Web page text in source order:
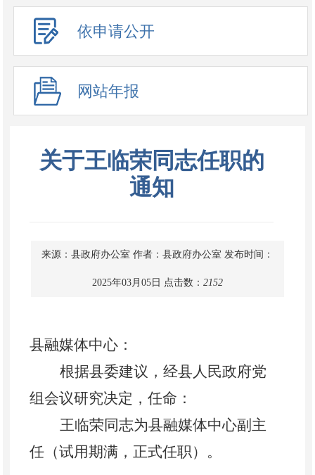
依申请公开
网站年报
关于王临荣同志任职的
通知
来源：县政府办公室 作者：县政府办公室 发布时间：
2025年03月05日 点击数： 2152
县融媒体中心 ：
根据县委建议，经县人民政府党
组会议研究决定，任命 ：
王临荣 同志为县融媒体中心副主
任（试用期满，正式任职）。